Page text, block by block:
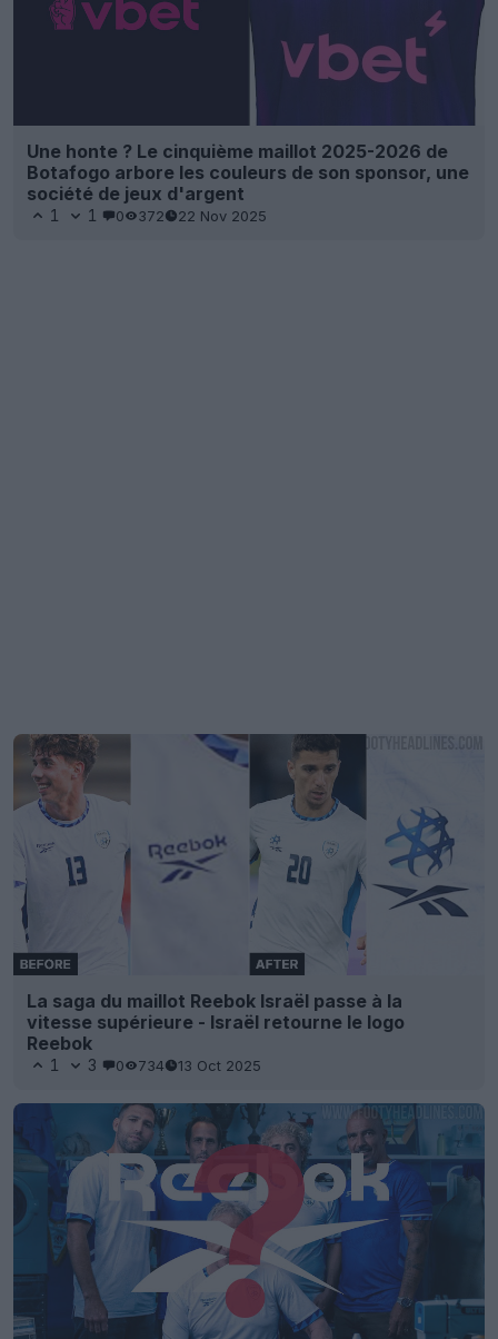
Une honte ? Le cinquième maillot 2025-2026 de
Botafogo arbore les couleurs de son sponsor, une
société de jeux d'argent
1 1 0 372 22 Nov 2025
La saga du maillot Reebok Israël passe à la
vitesse supérieure - Israël retourne le logo
Reebok
1 3 0 734 13 Oct 2025